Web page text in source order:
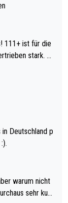
stark. U
Deutschland p
warum nicht